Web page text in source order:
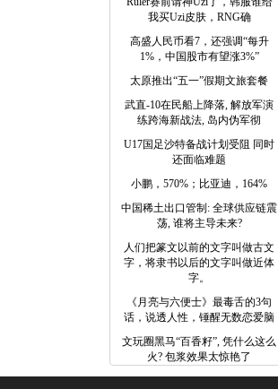
我买Uzi皮肤，RNG确
高盛人民币看7，还强调“每升
1%，中国股市有望涨3%”
太原推出“五一”假期文旅套餐
武直-10在民船上降落, 解放军演
练跨海新战法, 岛内伪军彻
U17国足沙特备战计划受阻 同时
还面临难题
小鹏，570%；比亚迪，164%
中国稀土出口管制: 全球供应链震
荡, 谁将主导未来?
人们把篆文以前的文字叫做古文
字，将隶书以后的文字叫做近体
字。
《月亮与六便士》最毒舌的3句
话，说透人性，锤醒无数恋爱脑
文玩圈黑马“百香籽”, 凭什么这么
火? 包浆效果太惊艳了